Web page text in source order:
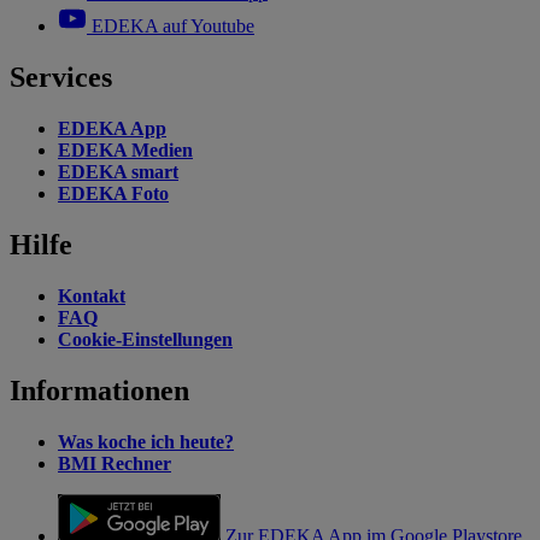
EDEKA auf Youtube
Services
EDEKA App
EDEKA Medien
EDEKA smart
EDEKA Foto
Hilfe
Kontakt
FAQ
Cookie-Einstellungen
Informationen
Was koche ich heute?
BMI Rechner
Zur EDEKA App im Google Playstore